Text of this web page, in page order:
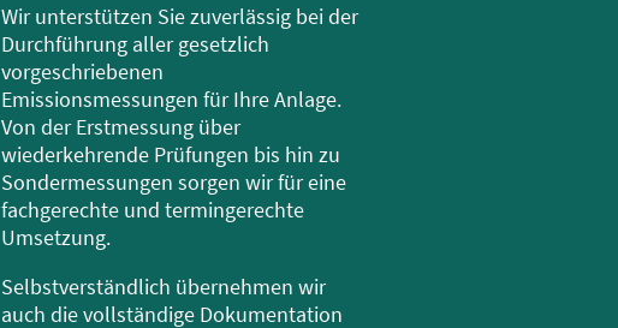
Wir unterstützen Sie zuverlässig bei der
Durchführung aller gesetzlich
vorgeschriebenen
Emissionsmessungen für Ihre Anlage.
Von der Erstmessung über
wiederkehrende Prüfungen bis hin zu
Sondermessungen sorgen wir für eine
fachgerechte und termingerechte
Umsetzung.
Selbstverständlich übernehmen wir
auch die vollständige Dokumentation